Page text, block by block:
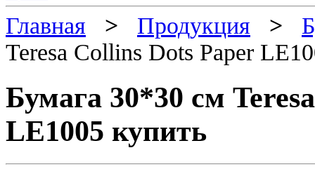
Главная > Продукция >
Teresa Collins Dots Paper
Бумага 30*30 см
LE1005 купить